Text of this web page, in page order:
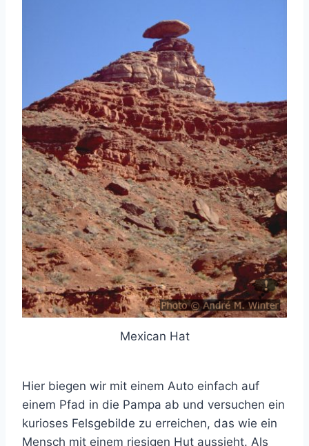
Mexican Hat
Hier biegen wir mit einem Auto einfach auf
einem Pfad in die Pampa ab und versuchen ein
kurioses Felsgebilde zu erreichen, das wie ein
Mensch mit einem riesigen Hut aussieht. Als